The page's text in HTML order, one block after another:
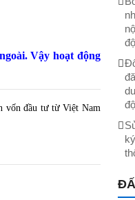
Vậy hoạt động
vốn đầu tư từ Việt Nam